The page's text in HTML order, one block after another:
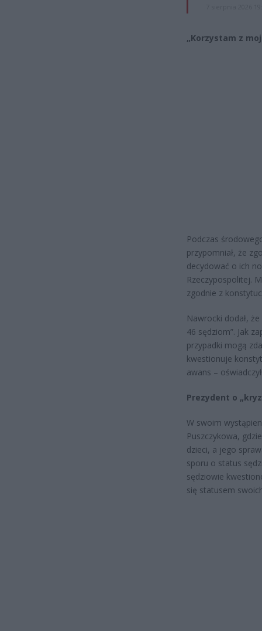
„Korzystam z
Podczas
przypomniał, że
decydować o ich
Rzeczypospolitej.
zgodnie z
Nawrocki dodał,
46 sędziom”. Jak
przypadki mogą
kwestionuje
awans –
Prezydent o
W swoim
Puszczykowa,
dzieci, a jego
sporu o status
sędziowie
się statusem